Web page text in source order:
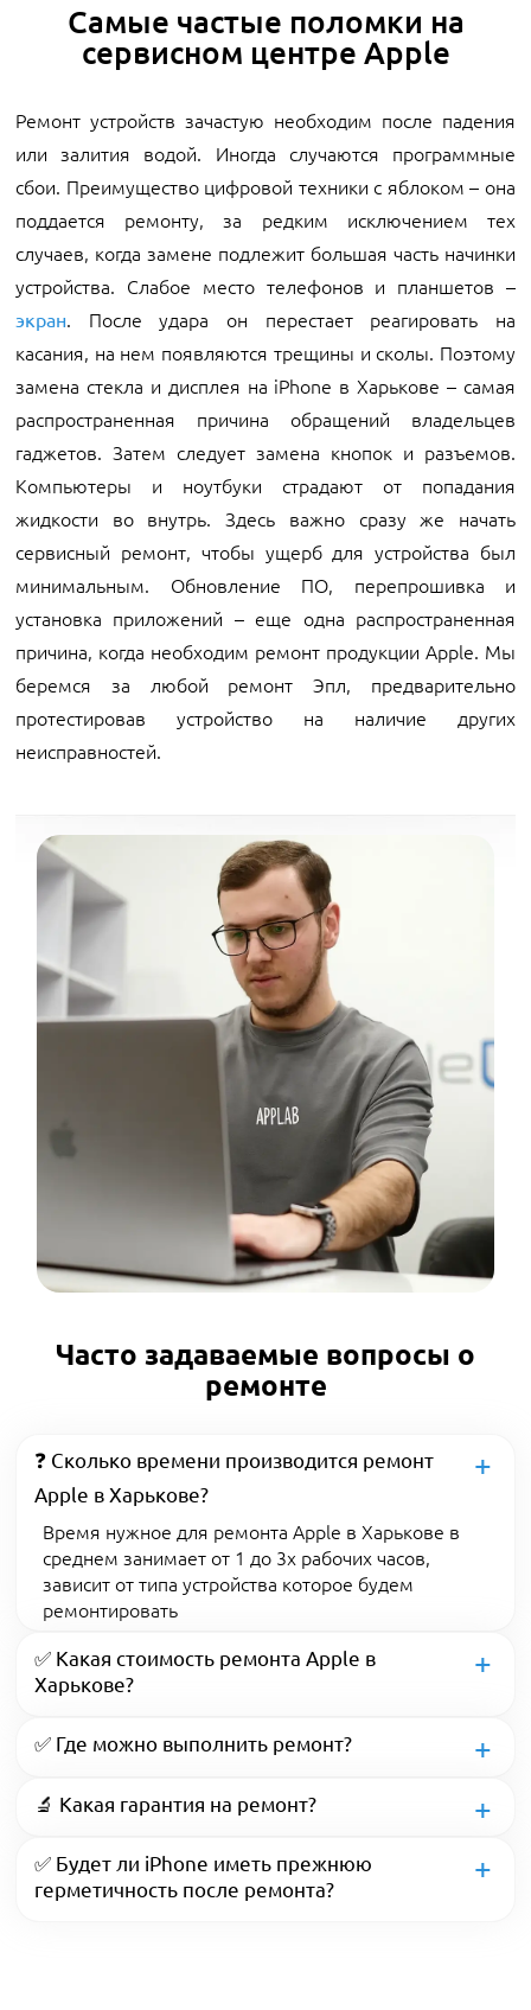
Самые частые поломки на
сервисном центре Apple
Ремонт устройств зачастую необходим после падения
или залития водой. Иногда случаются программные
сбои. Преимущество цифровой техники с яблоком – она
поддается ремонту, за редким исключением тех
случаев, когда замене подлежит большая часть начинки
устройства. Слабое место телефонов и планшетов –
экран. После удара он перестает реагировать на
касания, на нем появляются трещины и сколы. Поэтому
замена стекла и дисплея на iPhone в Харькове – самая
распространенная причина обращений владельцев
гаджетов. Затем следует замена кнопок и разъемов.
Компьютеры и ноутбуки страдают от попадания
жидкости во внутрь. Здесь важно сразу же начать
сервисный ремонт, чтобы ущерб для устройства был
минимальным. Обновление ПО, перепрошивка и
установка приложений – еще одна распространенная
причина, когда необходим ремонт продукции Apple. Мы
беремся за любой ремонт Эпл, предварительно
протестировав устройство на наличие других
неисправностей.
Часто задаваемые вопросы о
ремонте
❓ Сколько времени производится ремонт
Apple в Харькове?
Время нужное для ремонта Apple в Харькове в
среднем занимает от 1 до 3х рабочих часов,
зависит от типа устройства которое будем
ремонтировать
✅ Какая стоимость ремонта Apple в
Харькове?
✅ Где можно выполнить ремонт?
🔬 Какая гарантия на ремонт?
✅ Будет ли iPhone иметь прежнюю
герметичность после ремонта?